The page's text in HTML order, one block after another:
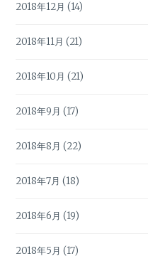
2018年12月 (14)
2018年11月 (21)
2018年10月 (21)
2018年9月 (17)
2018年8月 (22)
2018年7月 (18)
2018年6月 (19)
2018年5月 (17)